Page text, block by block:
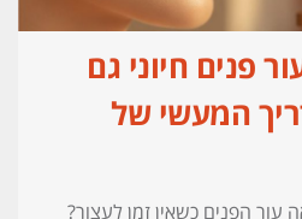
פנים חיוני גם
המעשי של
הפנים כשאין זמן לעצור?